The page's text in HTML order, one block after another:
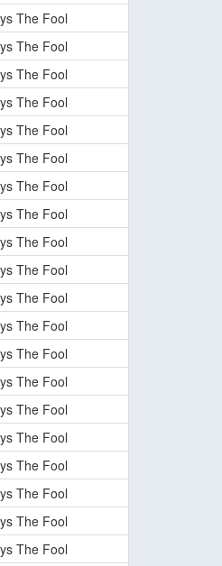
The Fool
The Fool
The Fool
The Fool
The Fool
The Fool
The Fool
The Fool
The Fool
The Fool
The Fool
The Fool
The Fool
The Fool
The Fool
The Fool
The Fool
The Fool
The Fool
The Fool